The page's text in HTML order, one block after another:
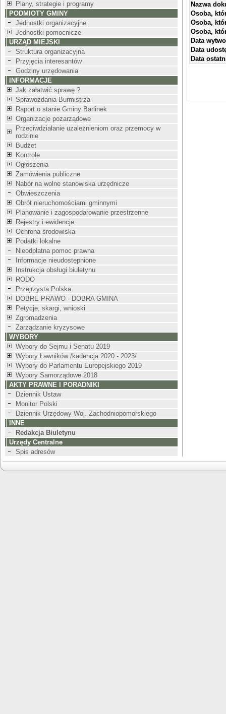
Plany, strategie i programy
PODMIOTY GMINY
Jednostki organizacyjne
Jednostki pomocnicze
URZĄD MIEJSKI
Struktura organizacyjna
Przyjęcia interesantów
Godziny urzędowania
INFORMACJE
Jak załatwić sprawę ?
Sprawozdania Burmistrza
Raport o stanie Gminy Barlinek
Organizacje pozarządowe
Przeciwdziałanie uzależnieniom oraz przemocy w
rodzinie
Budżet
Kontrole
Ogłoszenia
Zamówienia publiczne
Nabór na wolne stanowiska urzędnicze
Obwieszczenia
Obrót nieruchomościami gminnymi
Planowanie i zagospodarowanie przestrzenne
Rejestry i ewidencje
Ochrona środowiska
Podatki lokalne
Nieodpłatna pomoc prawna
Informacje nieudostępnione
Instrukcja obsługi biuletynu
RODO
Przejrzysta Polska
DOBRE PRAWO - DOBRA GMINA
Petycje, skargi, wnioski
Zgromadzenia
Zarządzanie kryzysowe
WYBORY
Wybory do Sejmu i Senatu 2019
Wybory Ławników /kadencja 2020 - 2023/
Wybory do Parlamentu Europejskiego 2019
Wybory Samorządowe 2018
AKTY PRAWNE I PORADNIKI
Dziennik Ustaw
Monitor Polski
Dziennik Urzędowy Woj. Zachodniopomorskiego
INNE
Redakcja Biuletynu
Urzędy Centralne
Spis adresów
Nazwa
Osoba,
Osoba,
Osoba,
Data
Data
Data